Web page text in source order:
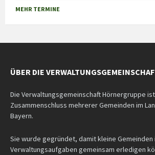
to
calendar
MEHR TERMINE
ÜBER DIE
Die Verwaltungsgemeinschaft Hörnergruppe
Zusammenschluss mehrerer Gemeinden im
Bayern.
Sie wurde gegründet, damit kleine Gemeinden
Verwaltungsaufgaben gemeinsam erledigen